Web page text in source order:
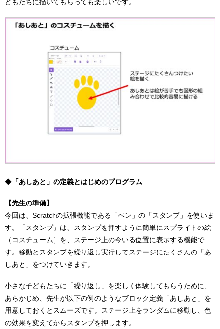
どもたちに描いてもらっても楽しいです。
◆ 「あしあと」の定義とはじめのプログラム
【先生の準備】
今回は、Scratchの拡張機能である「ペン」の「スタンプ」を使いま
す。「スタンプ」は、スタンプを押すように簡単にスプライトの絵
（コスチューム）を、ステージ上の今いる位置に表示する機能で
す。移動とスタンプを繰り返し実行してステージにたくさんの「あ
しあと」をつけていきます。
小さな子どもたちに「繰り返し」を楽しく体験してもらうために、
あらかじめ、先生が以下の例のようなブロック定義「あしあと」を
用意しておくとスムーズです。ステージ上をランダムに移動し、色
の効果を変えてからスタンプを押します。